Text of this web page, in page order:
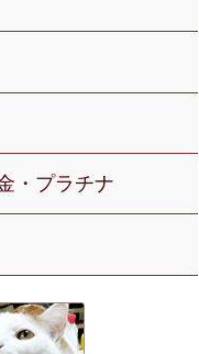
・プラチナ